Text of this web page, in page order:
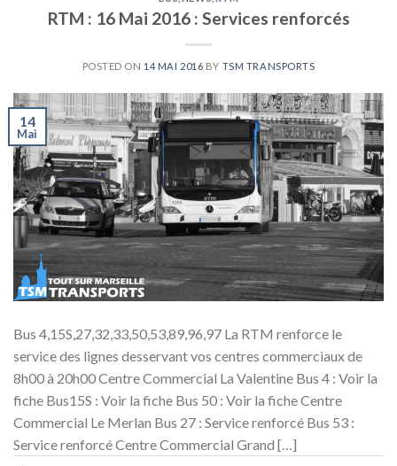
RTM : 16 Mai 2016 : Services renforcés
POSTED ON 14 MAI 2016 BY TSM TRANSPORTS
14
Mai
Bus 4,15S,27,32,33,50,53,89,96,97 La RTM renforce le
service des lignes desservant vos centres commerciaux de
8h00 à 20h00 Centre Commercial La Valentine Bus 4 : Voir la
fiche Bus15S : Voir la fiche Bus 50 : Voir la fiche Centre
Commercial Le Merlan Bus 27 : Service renforcé Bus 53 :
Service renforcé Centre Commercial Grand […]